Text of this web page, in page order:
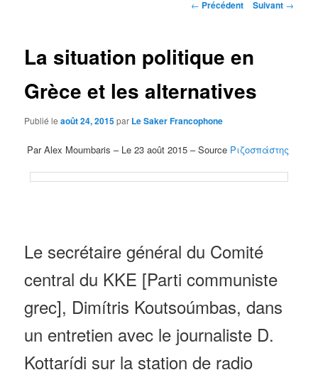
Navigation
← Précédent Suivant →
La situation politique en
Grèce et les alternatives
Publié leaoût 24, 2015par Le Saker Francophone
Par Alex Moumbaris – Le 23 août 2015 – Source Ριζοσπάστης
Le secrétaire général du Comité
central du KKE [Parti communiste
grec], Dimítris Koutsoúmbas, dans
un entretien avec le journaliste D.
Kottarídi sur la station de radio